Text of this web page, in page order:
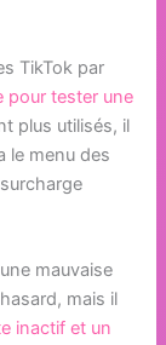
TikTok par
pour tester une
plus utilisés, il
le menu des
mauvaise
mais il
inactif et un